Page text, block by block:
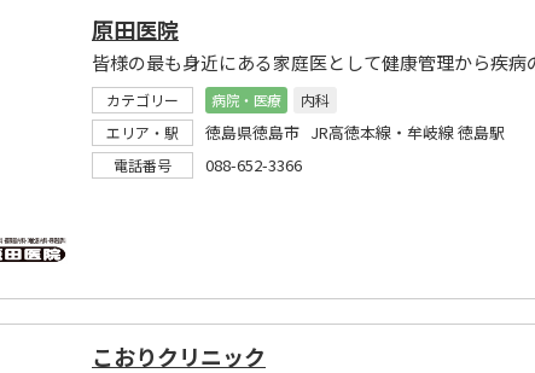
原田医院
カテゴリー 病院・医療
内科
エリア・駅
徳島県徳島市 JR高徳本線・牟岐線 徳島駅
電話番号 088-652-3366
こおりクリニック